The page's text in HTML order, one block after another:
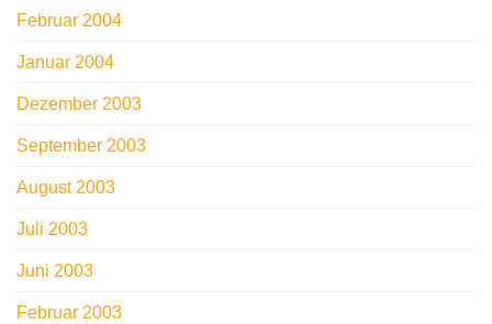
Februar 2004
Januar 2004
Dezember 2003
September 2003
August 2003
Juli 2003
Juni 2003
Februar 2003